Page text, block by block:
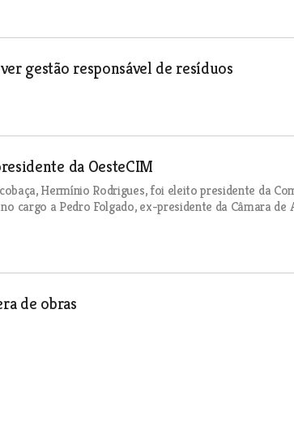
gestão responsável de resíduos
da OesteCIM
Hermínio Rodrigues, foi eleito presidente da
cargo a Pedro Folgado, ex-presidente da Câmara de
de obras